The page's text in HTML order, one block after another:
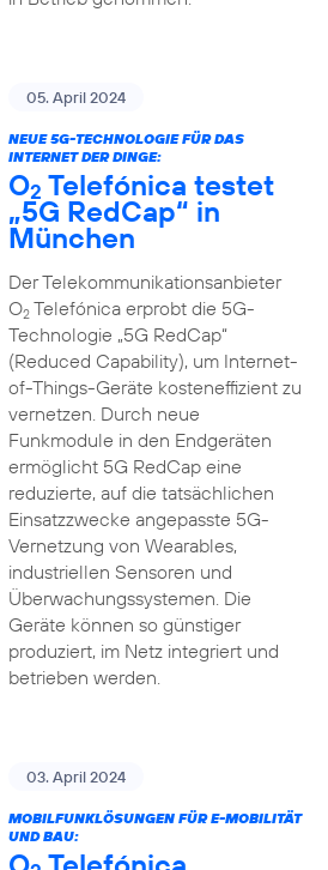
05. April 2024
NEUE 5G-TECHNOLOGIE FÜR DAS
INTERNET DER DINGE:
O2 Telefónica testet
„5G RedCap“ in
München
Der Telekommunikationsanbieter
O2Telefónica erprobt die 5G-
Technologie „5G RedCap“
(Reduced Capability), um Internet-
of-Things-Geräte kosteneffizient zu
vernetzen. Durch neue
Funkmodule in den Endgeräten
ermöglicht 5G RedCap eine
reduzierte, auf die tatsächlichen
Einsatzzwecke angepasste 5G-
Vernetzung von Wearables,
industriellen Sensoren und
Überwachungssystemen. Die
Geräte können so günstiger
produziert, im Netz integriert und
betrieben werden.
03. April 2024
MOBILFUNKLÖSUNGEN FÜR E-MOBILITÄT
UND BAU: